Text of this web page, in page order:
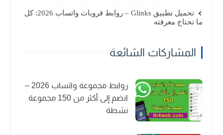
تحميل تطبيق Glinks – روابط قروبات واتساب 2026: كل
ما تحتاج معرفته
المشاركات الشائعة
روابط مجموعة واتساب 2026 –
انضم إلى أكثر من 150 مجموعة
نشطة